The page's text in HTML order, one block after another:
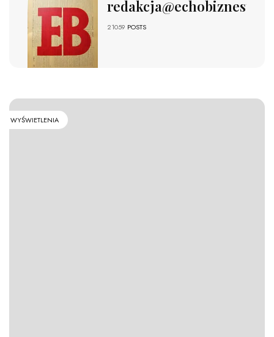
redakcja@echobiznesu.pl
21059 POSTS
WYŚWIETLENIA